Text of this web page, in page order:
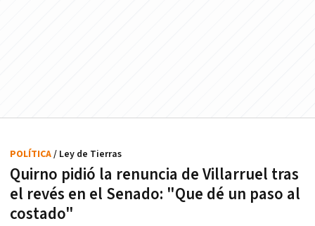
Quirno pidió la renuncia de Villarruel tras
el revés en el Senado: "Que dé un paso al
costado"
POLÍTICA/ Ley de Tierras